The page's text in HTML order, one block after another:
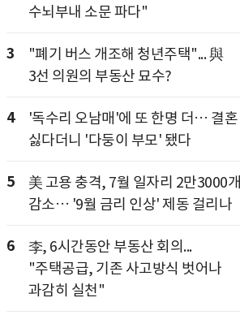
수뇌부내 소문 파다"
3
"폐기 버스 개조해 청년주택"... 與
3선 의원의 부동산 묘수?
4
'독수리 오남매'에 또 한명 더… 결혼
싫다더니 '다둥이 부모' 됐다
5
美 고용 충격, 7월 일자리 2만3000개
감소… '9월 금리 인상' 제동 걸리나
6
李, 6시간동안 부동산 회의...
"주택공급, 기존 사고방식 벗어나
과감히 실천"